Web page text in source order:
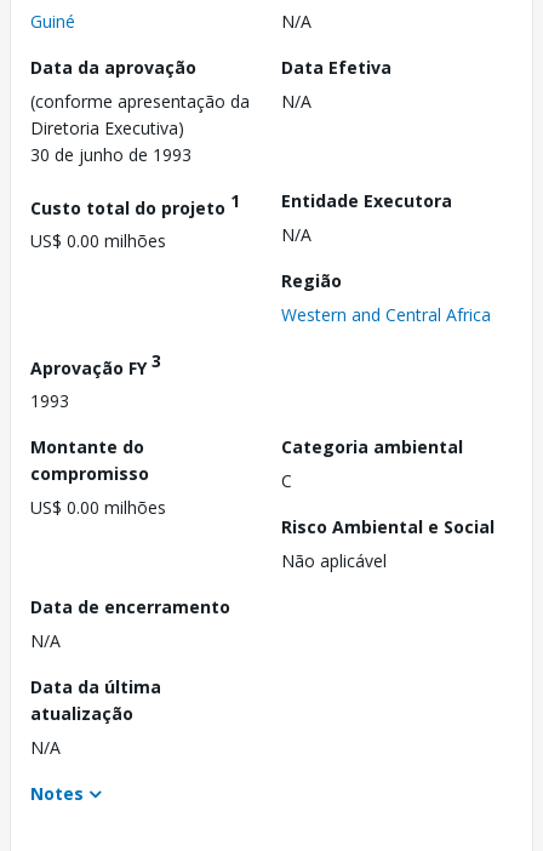
Guiné
N/A
Data da aprovação
(conforme apresentação da
Diretoria Executiva)
30 de junho de 1993
Data Efetiva
N/A
Custo total do projeto 1
US$ 0.00 milhões
Entidade Executora
N/A
Região
Western and Central Africa
Aprovação FY3
1993
Montante do
compromisso
US$ 0.00 milhões
Categoria ambiental
C
Risco Ambiental e Social
Não aplicável
Data de encerramento
N/A
Data da última
atualização
N/A
Notes